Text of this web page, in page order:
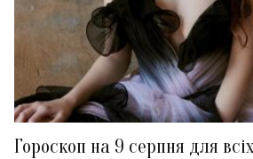
Гороскоп на 9 серпня для